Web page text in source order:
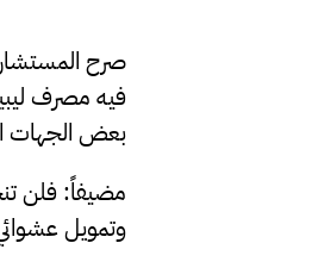
صرح
فيه مصرف
بعض الجهات
مضيفاً: فلن
وتمويل